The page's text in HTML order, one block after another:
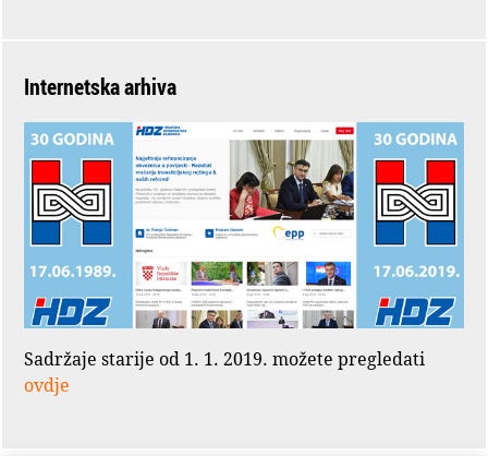
Internetska arhiva
Sadržaje starije od 1. 1. 2019. možete pregledati
ovdje